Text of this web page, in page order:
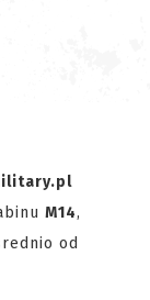
M14,
od